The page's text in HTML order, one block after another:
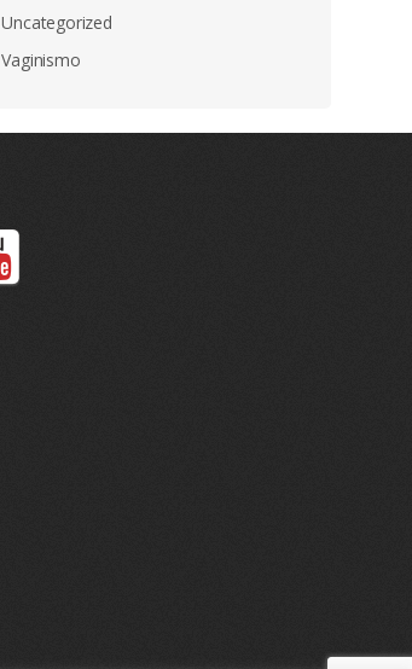
Uncategorized
Vaginismo